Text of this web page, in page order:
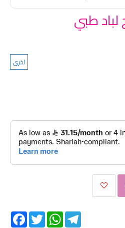
طبي
اخرى
Twitter
WhatsAppTelegram